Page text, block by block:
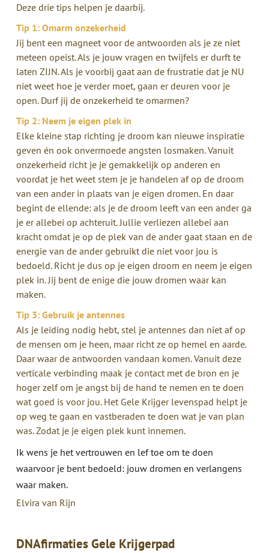
Deze drie tips helpen je daarbij.
Tip 1: Omarm onzekerheid
Jij bent een magneet voor de antwoorden als je ze niet
meteen opeist. Als je jouw vragen en twijfels er durft te
laten ZIJN. Als je voorbij gaat aan de frustratie dat je NU
niet weet hoe je verder moet, gaan er deuren voor je
open. Durf jij de onzekerheid te omarmen?
Tip 2: Neem je eigen plek in
Elke kleine stap richting je droom kan nieuwe inspiratie
geven én ook onvermoede angsten losmaken. Vanuit
onzekerheid richt je je gemakkelijk op anderen en
voordat je het weet stem je je handelen af op de droom
van een ander in plaats van je eigen dromen. En daar
begint de ellende: als je de droom leeft van een ander ga
je er allebei op achteruit. Jullie verliezen allebei aan
kracht omdat je op de plek van de ander gaat staan en de
energie van de ander gebruikt die niet voor jou is
bedoeld. Richt je dus op je eigen droom en neem je eigen
plek in. Jij bent de enige die jouw dromen waar kan
maken.
Tip 3: Gebruik je antennes
Als je leiding nodig hebt, stel je antennes dan niet af op
de mensen om je heen, maar richt ze op hemel en aarde.
Daar waar de antwoorden vandaan komen. Vanuit deze
verticale verbinding maak je contact met de bron en je
hoger zelf om je angst bij de hand te nemen en te doen
wat goed is voor jou. Het Gele Krijger levenspad helpt je
op weg te gaan en vastberaden te doen wat je van plan
was. Zodat je je eigen plek kunt innemen.
Ik wens je het vertrouwen en lef toe om te doen
waarvoor je bent bedoeld: jouw dromen en verlangens
waar maken.
Elvira van Rijn
DNAfirmaties Gele Krijgerpad